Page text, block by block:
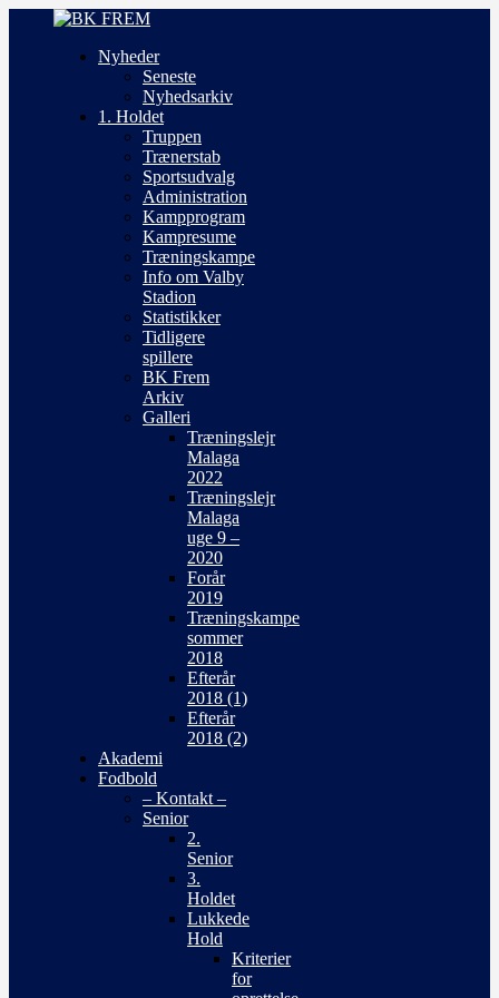
Nyheder
Seneste
Nyhedsarkiv
1. Holdet
Truppen
Trænerstab
Sportsudvalg
Administration
Kampprogram
Kampresume
Træningskampe
Info om Valby
Stadion
Statistikker
Tidligere
spillere
BK Frem
Arkiv
Galleri
Træningslejr
Malaga
2022
Træningslejr
Malaga
uge 9 –
2020
Forår
2019
Træningskampe
sommer
2018
Efterår
2018 (1)
Efterår
2018 (2)
Akademi
Fodbold
– Kontakt –
Senior
2.
Senior
3.
Holdet
Lukkede
Hold
Kriterier
for